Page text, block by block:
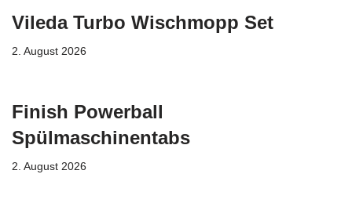
Vileda Turbo Wischmopp Set
2. August 2026
Finish Powerball
Spülmaschinentabs
2. August 2026